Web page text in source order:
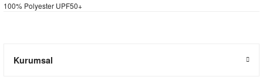
100% Polyester UPF50+
Kurumsal